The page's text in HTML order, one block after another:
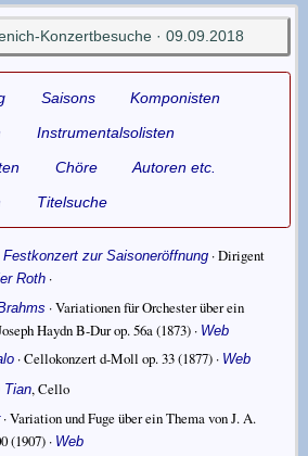
Konzertbesuche · 09.09.2018
Saisons
Komponisten
Instrumentalsolisten
Chöre
Autoren etc.
Titelsuche
Festkonzert zur Saisoneröffnung ·Dirigent
Roth ·
·Variationen für Orchester über ein
Haydn B-Dur op. 56a(1873) · Web
·Cellokonzert d-Moll op. 33(1877) · Web
Tian,Cello
·Variation und Fuge über ein Thema von J. A.
(1907) · Web